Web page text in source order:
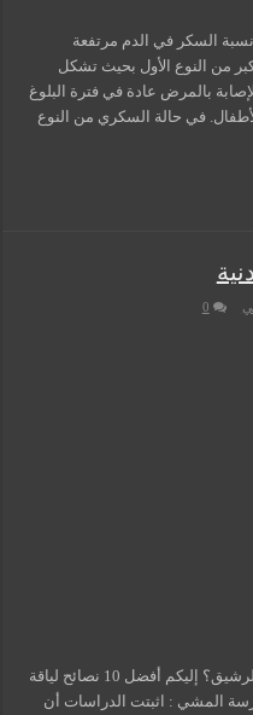
السكر في الدم مرتفعة
من النوع الأول بحيث تشكل
بالمرض عادة في فترة البلوغ
في حالة السكري من النوع
0
هل تحاول\تحاولين الحصول على الجسم الرشيق؟ إليكم أفضل 10 نصائح لياقة
على تحقيق هدفكم . 1. ممارسة المشي : اثبتت الدراسات أن